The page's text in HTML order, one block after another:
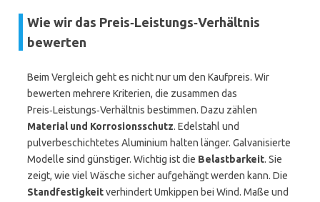
Wie wir das Preis‑Leistungs‑Verhältnis
bewerten
Beim Vergleich geht es nicht nur um den Kaufpreis. Wir
bewerten mehrere Kriterien, die zusammen das
Preis‑Leistungs‑Verhältnis bestimmen. Dazu zählen
Material und Korrosionsschutz. Edelstahl und
pulverbeschichtetes Aluminium halten länger. Galvanisierte
Modelle sind günstiger. Wichtig ist die Belastbarkeit. Sie
zeigt, wie viel Wäsche sicher aufgehängt werden kann. Die
Standfestigkeitverhindert Umkippen bei Wind. Maße und